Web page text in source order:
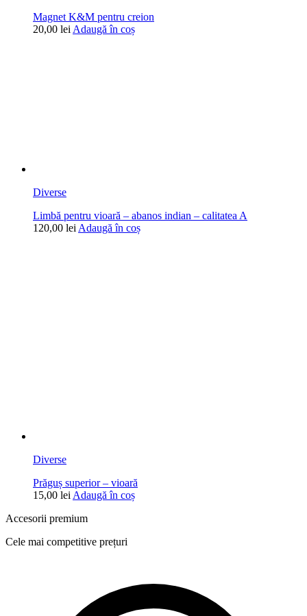
Magnet K&M pentru creion
20,00 lei Adaugă în coș
Diverse
Limbă pentru vioară – abanos indian – calitatea A
120,00 lei Adaugă în coș
Diverse
Prăguș superior – vioară
15,00 lei Adaugă în coș
Accesorii premium
Cele mai competitive prețuri